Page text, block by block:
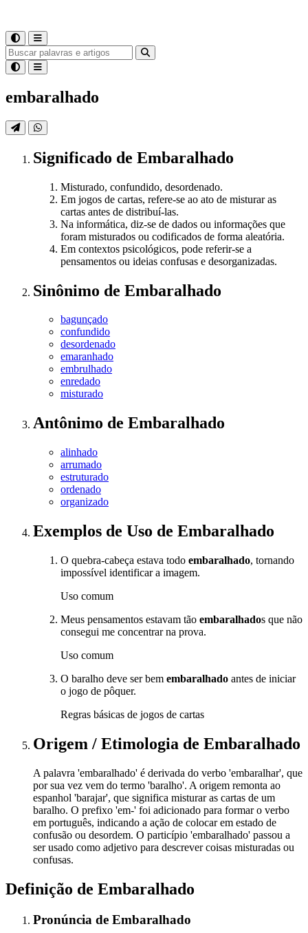
embaralhado
Significado de Embaralhado
Misturado, confundido, desordenado.
Em jogos de cartas, refere-se ao ato de misturar as
cartas antes de distribuí-las.
Na informática, diz-se de dados ou informações que
foram misturados ou codificados de forma aleatória.
Em contextos psicológicos, pode referir-se a
pensamentos ou ideias confusas e desorganizadas.
Sinônimo de Embaralhado
bagunçado
confundido
desordenado
emaranhado
embrulhado
enredado
misturado
Antônimo de Embaralhado
alinhado
arrumado
estruturado
ordenado
organizado
Exemplos de Uso de Embaralhado
O quebra-cabeça estava todo embaralhado, tornando
impossível identificar a imagem.
Uso comum
Meus pensamentos estavam tão embaralhados que não
consegui me concentrar na prova.
Uso comum
O baralho deve ser bem embaralhado antes de iniciar
o jogo de pôquer.
Regras básicas de jogos de cartas
Origem / Etimologia de Embaralhado
A palavra 'embaralhado' é derivada do verbo 'embaralhar', que
por sua vez vem do termo 'baralho'. A origem remonta ao
espanhol 'barajar', que significa misturar as cartas de um
baralho. O prefixo 'em-' foi adicionado para formar o verbo
em português, indicando a ação de colocar em estado de
confusão ou desordem. O particípio 'embaralhado' passou a
ser usado como adjetivo para descrever coisas misturadas ou
confusas.
Definição de Embaralhado
Pronúncia de Embaralhado